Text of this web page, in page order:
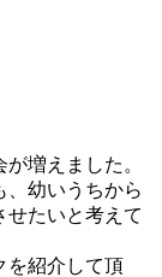
増えました。
、幼いうちから
せたいと考えて
を紹介して頂